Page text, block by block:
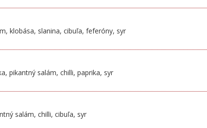
klobása, slanina, cibuľa, feferóny, syr
pikantný salám, chilli, paprika, syr
salám, chilli, cibuľa, syr